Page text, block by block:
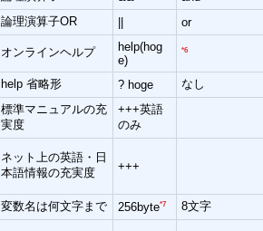
論理演算子OR
or
オンラインヘルプ
help(hog
e)
*6
help 省略形 ? hoge なし
標準マニュアルの充
実度
+++英語
のみ
ネット上の英語・日
本語情報の充実度
+++
変数名は何文字まで
256byte*7 8文字